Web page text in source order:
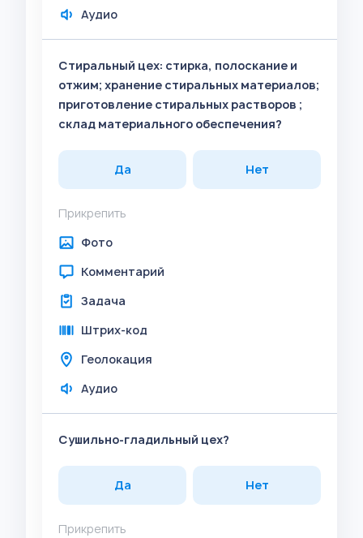
Аудио
Стиральный цех: стирка, полоскание и
отжим; хранение стиральных материалов;
приготовление стиральных растворов ;
склад материального обеспечения?
Да Нет
Прикрепить
Фото
Комментарий
Задача
Штрих-код
Геолокация
Аудио
Сушильно-гладильный цех?
Да Нет
Прикрепить